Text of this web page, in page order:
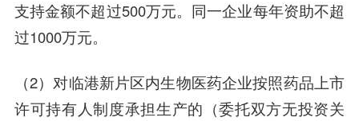
支持金额不超过500万元。同一企业每年资助不超
过1000万元。
（2）对临港新片区内生物医药企业按照药品上市
许可持有人制度承担生产的（委托双方无投资关